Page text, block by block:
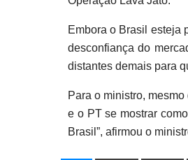
Embora o Brasil esteja
desconfiança do
distantes demais para
Para o ministro,
e o PT se mostrar
Brasil”, afirmou o